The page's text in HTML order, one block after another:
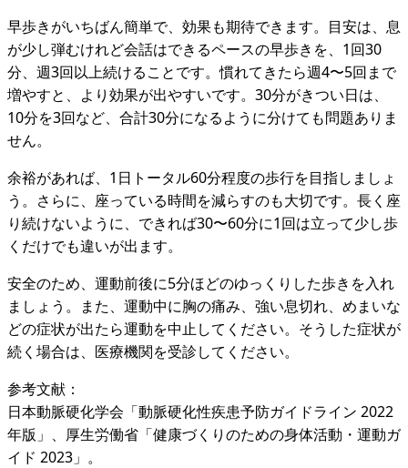
早歩きがいちばん簡単で、効果も期待できます。目安は、息
が少し弾むけれど会話はできるペースの早歩きを、1回30
分、週3回以上続けることです。慣れてきたら週4〜5回まで
増やすと、より効果が出やすいです。30分がきつい日は、
10分を3回など、合計30分になるように分けても問題ありま
せん。
余裕があれば、1日トータル60分程度の歩行を目指しましょ
う。さらに、座っている時間を減らすのも大切です。長く座
り続けないように、できれば30〜60分に1回は立って少し歩
くだけでも違いが出ます。
安全のため、運動前後に5分ほどのゆっくりした歩きを入れ
ましょう。また、運動中に胸の痛み、強い息切れ、めまいな
どの症状が出たら運動を中止してください。そうした症状が
続く場合は、医療機関を受診してください。
参考文献：
日本動脈硬化学会「動脈硬化性疾患予防ガイドライン 2022
年版」、厚生労働省「健康づくりのための身体活動・運動ガ
イド 2023」。